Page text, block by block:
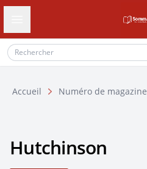
Ouvrir le tiroir de navigation
Accueil Numéro de magazine
Hutchinson